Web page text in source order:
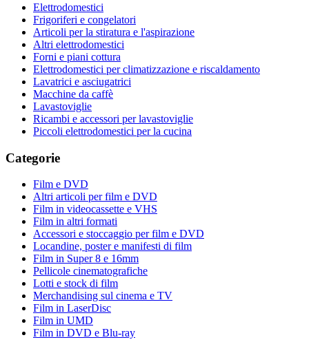
Elettrodomestici
Frigoriferi e congelatori
Articoli per la stiratura e l'aspirazione
Altri elettrodomestici
Forni e piani cottura
Elettrodomestici per climatizzazione e riscaldamento
Lavatrici e asciugatrici
Macchine da caffè
Lavastoviglie
Ricambi e accessori per lavastoviglie
Piccoli elettrodomestici per la cucina
Categorie
Film e DVD
Altri articoli per film e DVD
Film in videocassette e VHS
Film in altri formati
Accessori e stoccaggio per film e DVD
Locandine, poster e manifesti di film
Film in Super 8 e 16mm
Pellicole cinematografiche
Lotti e stock di film
Merchandising sul cinema e TV
Film in LaserDisc
Film in UMD
Film in DVD e Blu-ray